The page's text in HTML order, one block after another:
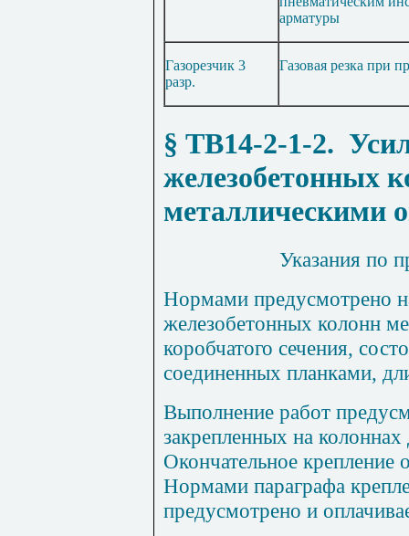
арматуры
Газорезчик 3
разр.
Газовая резка при
§ ТВ14-2-1-2.
железобетонных
металлическими
Указания по
Нормами предусмотрено
железобетонных колонн
коробчатого сечения,
соединенных планками,
Выполнение работ
закрепленных на
Окончательное крепление
Нормами параграфа
предусмотрено и